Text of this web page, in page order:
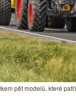
pět modelů, které